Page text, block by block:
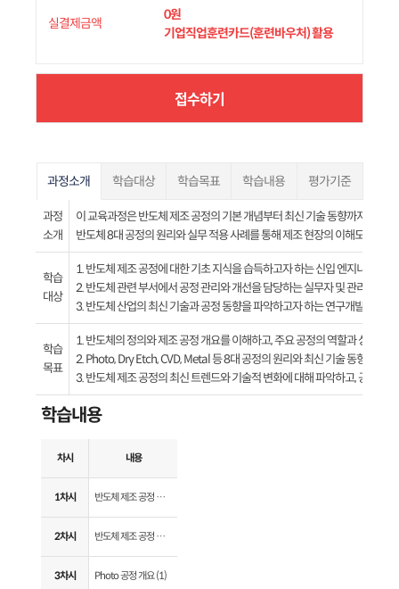
실결제금액
0원
기업직업훈련카드(훈련바우처) 활용
접수하기
과정소개 학습대상 학습목표 학습내용 평가기준
과정
소개
이 교육과정은 반도체 제조 공정의 기본 개념부터 최신 기술 동향까지 체계
반도체 8대 공정의 원리와 실무 적용 사례를 통해 제조 현장의 이해도를 높
학습
대상
1. 반도체 제조 공정에 대한 기초 지식을 습득하고자 하는 신입 엔지니어 및
2. 반도체 관련 부서에서 공정 관리와 개선을 담당하는 실무자 및 관리자
3. 반도체 산업의 최신 기술과 공정 동향을 파악하고자 하는 연구개발 인력
학습
목표
1. 반도체의 정의와 제조 공정 개요를 이해하고, 주요 공정의 역할과 상호작
2. Photo, Dry Etch, CVD, Metal 등 8대 공정의 원리와 최신 기술 동향을 이
3. 반도체 제조 공정의 최신 트렌드와 기술적 변화에 대해 파악하고, 공정 개
학습내용
차시 내용
1차시 반도체 제조 공정 개요 (1)
2차시 반도체 제조 공정 개요 (2)
3차시 Photo 공정 개요 (1)